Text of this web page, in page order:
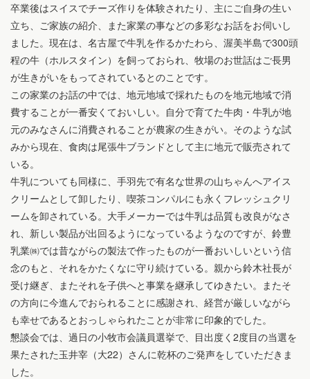
卒業後はスイスでチーズ作りを体験されたり、主にご自身の生い
立ち、ご家族の紹介、また家業の事などの多彩なお話をお伺いし
ました。現在は、名古屋で牛乳を作るかたわら、渥美半島で300頭
程の牛（ホルスタイン）を飼っておられ、牧場のお世話はご長男
が生きがいをもってされているとのことです。
この家業のお話の中では、地元地域で採れたものを地元地域で消
費することが一番安くておいしい。自分で育てた牛肉・牛乳が地
元のみなさんに消費されることが農家の生きがい。そのような試
みから現在、食肉は尾張牛ブランドとして主に地元で販売されて
いる。
牛乳についても同様に、手羽先で有名な世界の山ちゃんへアイス
クリームとして卸したり、喫茶コンパルにも永くフレッシュクリ
ームを卸されている。大手メーカーでは牛乳は品質も改良がなさ
れ、新しい製品が出回るようになっているようなのですが、鈴豊
乳業㈱では昔ながらの製法で作ったものが一番おいしいという信
念のもと、それをかたくなに守り続けている。親から鈴木社長が
受け継ぎ、またそれを子供へと事業を継承してゆきたい。またそ
の方向に今進んでおられることに感謝され、経営が厳しいながら
も幸せであるとおっしゃられたことが非常に印象的でした。
懇談会では、過日の小牧市会議員選挙で、目出度く2度目の当選を
果たされた玉井宰（大22）さんに乾杯のご発声をしていただきま
した。